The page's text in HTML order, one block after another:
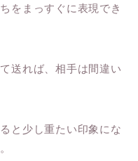
をまっすぐに表現でき
送れば、相手は間違い
と少し重たい印象にな